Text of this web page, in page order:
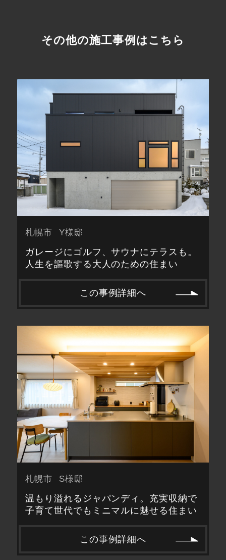
その他の施工事例はこちら
札幌市 Y様邸
ガレージにゴルフ、サウナにテラスも。
人生を謳歌する大人のための住まい
この事例詳細へ
札幌市 S様邸
温もり溢れるジャパンディ。充実収納で
子育て世代でもミニマルに魅せる住まい
この事例詳細へ